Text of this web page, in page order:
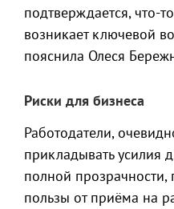
подтверждается, что-
возникает ключевой
пояснила Олеся
Риски для бизнеса
Работодатели,
прикладывать усилия
полной прозрачности,
пользы от приёма на